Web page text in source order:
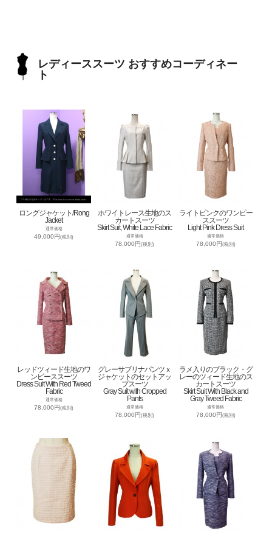
レディーススーツ おすすめコーディネー
ト
ロングジャケット/Rong
Jacket
通常価格
49,000円(税別)
ホワイトレース生地のス
カートスーツ
Skirt Suit, White Lace Fabric
通常価格
78,000円(税別)
ライトピンクのワンピー
ススーツ
Light Pink Dress Suit
通常価格
78,000円(税別)
レッドツィード生地のワ
ンピーススーツ
Dress Suit With Red Tweed
Fabric
通常価格
78,000円(税別)
グレーサブリナパンツｘ
ジャケットのセットアッ
プスーツ
Gray Suit with Cropped
Pants
通常価格
78,000円(税別)
ラメ入りのブラック・グ
レーのツィード生地のス
カートスーツ
Skirt Suit With Black and
Gray Tweed Fabric
通常価格
78,000円(税別)